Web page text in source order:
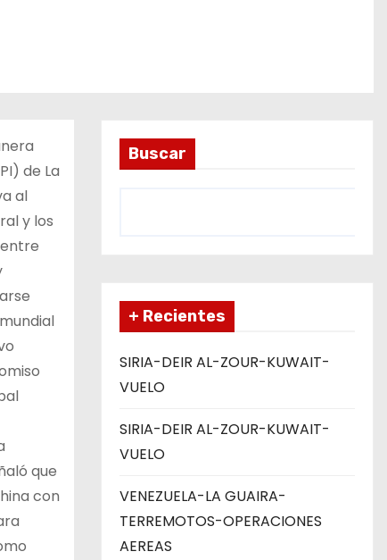
de La
al
y los
que
con
Buscar
+ Recientes
SIRIA-DEIR AL-ZOUR-KUWAIT-
VUELO
SIRIA-DEIR AL-ZOUR-KUWAIT-
VUELO
VENEZUELA-LA GUAIRA-
TERREMOTOS-OPERACIONES
AEREAS